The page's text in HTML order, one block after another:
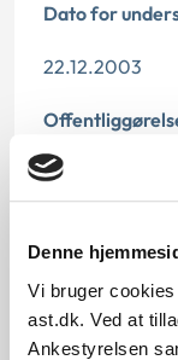
Denne
Vi bruger
ast.dk. Ved at
Ankestyrelsen
Dato for
22.12.2003
10.07.2013
december
området.
Paragraf